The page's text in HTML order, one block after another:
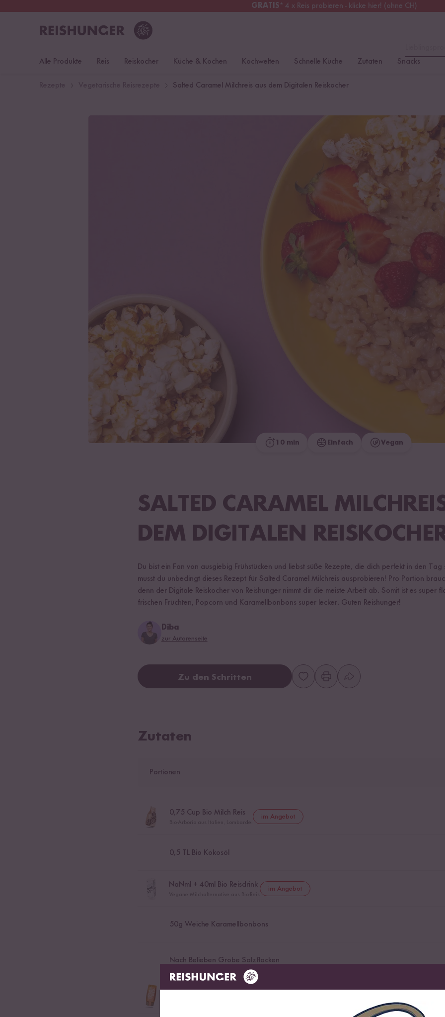
GRATIS* 4 x Reis probieren - klicke hier! (ohne CH)
Kostenloser Versand
Alle Produkte Reis Reiskocher Küche & Kochen Kochwelten Schnelle Küche Zutaten Snacks
Salted Caramel Milchreis aus dem Digitalen Reiskocher
10 min Einfach Vegan
SALTED CARAMEL
DEM DIGITALEN
Du bist ein Fan von ausgiebig Frühstücken und liebst süße Rezepte, die dich perfekt in den Tag
musst du unbedingt dieses Rezept für Salted Caramel Milchreis ausprobieren! Pro Portion
denn der Digitale Reiskocher von Reishunger nimmt dir die meiste Arbeit ab. Somit ist es super
frischen Früchten, Popcorn und Karamellbonbons super lecker. Guten Reishunger!
Diba
zur Autorenseite
Zu den Schritten
Zutaten
Portionen
0,75 Cup Bio Milch Reis im Angebot
0,5 TL Bio Kokosöl
NaNml + 40ml Bio Reisdrink im Angebot
50g Weiche Karamellbonbons
Nach Belieben Grobe Salzflocken
Nach Belieben Bio Reissirup